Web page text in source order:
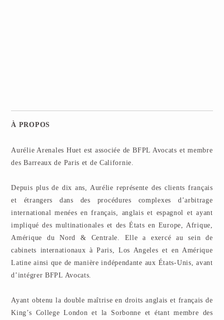
À PROPOS
Aurélie Arenales Huet est associée de BFPL Avocats et membre
des Barreaux de Paris et de Californie.
Depuis plus de dix ans, Aurélie représente des clients français
et étrangers dans des procédures complexes d’arbitrage
international menées en français, anglais et espagnol et ayant
impliqué des multinationales et des États en Europe, Afrique,
Amérique du Nord & Centrale. Elle a exercé au sein de
cabinets internationaux à Paris, Los Angeles et en Amérique
Latine ainsi que de manière indépendante aux États-Unis, avant
d’intégrer BFPL Avocats.
Ayant obtenu la double maîtrise en droits anglais et français de
King’s College London et la Sorbonne et étant membre des